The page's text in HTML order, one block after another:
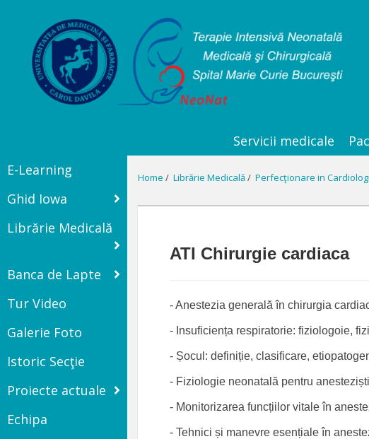
Servicii medicale
E-Learning
Ghid Iowa
Librărie Medicală
Banca de Lapte
Tur Video
Galerie Foto
Istoric Secţie
Proiecte actuale
Echipa
Home / Librărie Medicală/ Perfecţionare in
ATI Chirurgie cardiaca
- Anestezia generală în chirurgia
- Insuficiența respiratorie: fiziologoie,
- Șocul: definiție, clasificare,
- Fiziologie neonatală pentru anesteziști
- Monitorizarea funcțiilor vitale în
- Tehnici și manevre esențiale în